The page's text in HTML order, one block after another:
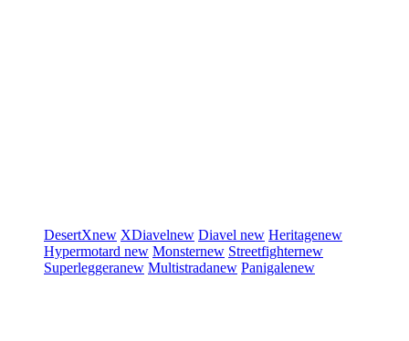
DesertXnew XDiavelnew Diavel new Heritagenew
Hypermotard new Monsternew Streetfighternew
Superleggeranew Multistradanew Panigalenew